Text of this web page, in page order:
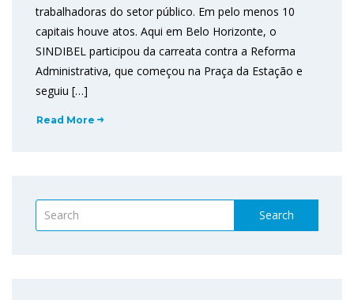
trabalhadoras do setor público. Em pelo menos 10
capitais houve atos. Aqui em Belo Horizonte, o
SINDIBEL participou da carreata contra a Reforma
Administrativa, que começou na Praça da Estação e
seguiu […]
Read More
Search